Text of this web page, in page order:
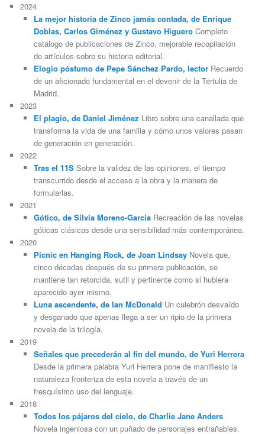
2024
La mejor historia de Zinco jamás contada, de Enrique
Doblas, Carlos Giménez y Gustavo HigueroCompleto
catálogo de publicaciones de Zinco, mejorable recopilación
de artículos sobre su historia editorial.
Elogio póstumo de Pepe Sánchez Pardo, lectorRecuerdo
de un aficionado fundamental en el devenir de la Tertulia de
Madrid.
2023
El plagio, de Daniel Jiménez Libro sobre una canallada que
transforma la vida de una familia y cómo unos valores pasan
de generación en generación.
2022
Tras el 11SSobre la validez de las opiniones, el tiempo
transcurrido desde el acceso a la obra y la manera de
formularlas.
2021
Gótico, de Silvia Moreno-GarcíaRecreación de las novelas
góticas clásicas desde una sensibilidad más contemporánea.
2020
Picnic en Hanging Rock, de Joan LindsayNovela que,
cinco décadas después de su primera publicación, se
mantiene tan retorcida, sutil y pertinente como si hubiera
aparecido ayer mismo.
Luna ascendente, de Ian McDonald Un culebrón desvaído
y desganado que apenas llega a ser un ripio de la primera
novela de la trilogía.
2019
Señales que precederán al fin del mundo, de Yuri Herrera
Desde la primera palabra Yuri Herrera pone de manifiesto la
naturaleza fronteriza de esta novela a través de un
fresquísimo uso del lenguaje.
2018
Todos los pájaros del cielo, de Charlie Jane Anders
Novela ingeniosa con un puñado de personajes entrañables.